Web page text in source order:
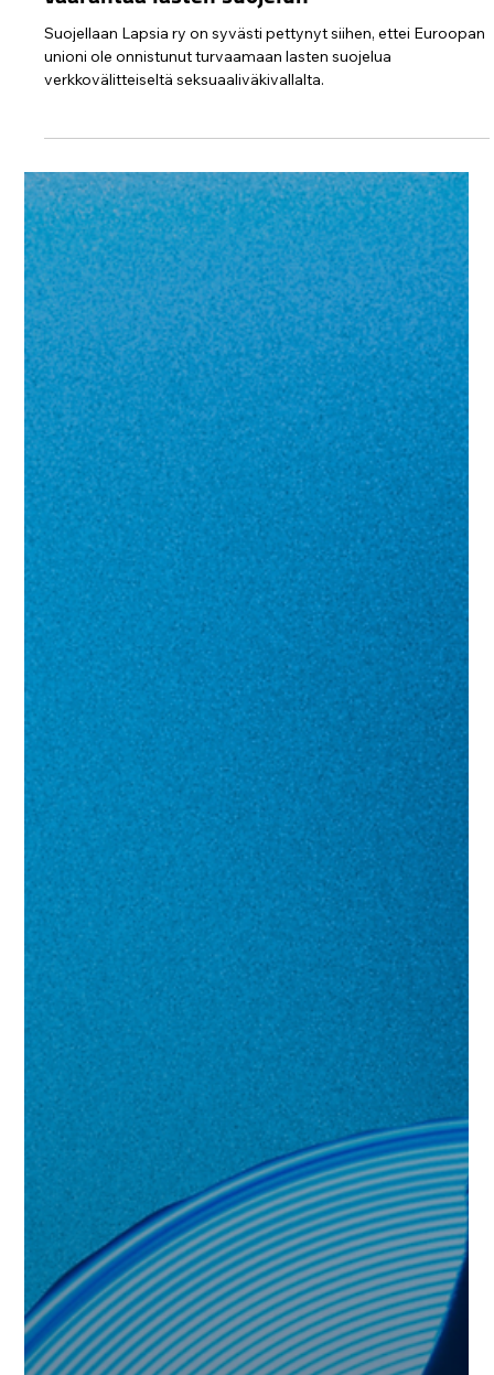
Protect Children
7.7.
2 min käytetty lukemiseen
Lausunto: EU:n epäonnistuminen
yhteisymmärryksen saavuttamisessa
vaarantaa lasten suojelun
Suojellaan Lapsia ry on syvästi pettynyt siihen, ettei Euroopan
unioni ole onnistunut turvaamaan lasten suojelua
verkkovälitteiseltä seksuaaliväkivallalta.